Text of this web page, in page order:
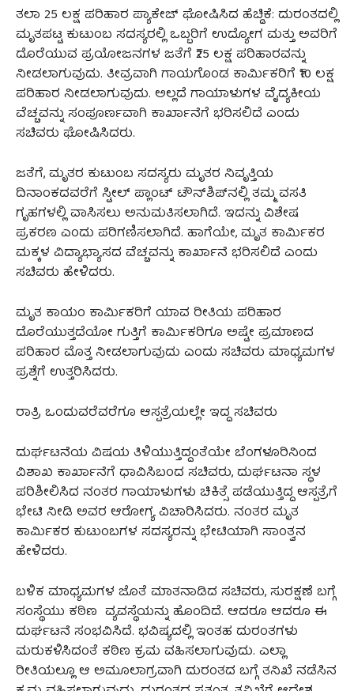
ತಲಾ 25 ಲಕ್ಷ ಪರಿಹಾರ ಪ್ಯಾಕೇಜ್ ಘೋಷಿಸಿದ ಹೆಚ್ಡಿಕೆ: ದುರಂತದಲ್ಲಿ
ಮೃತಪಟ್ಟ ಕುಟುಂಬ ಸದಸ್ಯರಲ್ಲಿ ಒಬ್ಬರಿಗೆ ಉದ್ಯೋಗ ಮತ್ತು ಅವರಿಗೆ
ದೊರೆಯುವ ಪ್ರಯೋಜನಗಳ ಜತೆಗೆ ₹25 ಲಕ್ಷ ಪರಿಹಾರವನ್ನು
ನೀಡಲಾಗುವುದು. ತೀವ್ರವಾಗಿ ಗಾಯಗೊಂಡ ಕಾರ್ಮಿಕರಿಗೆ ₹10 ಲಕ್ಷ
ಪರಿಹಾರ ನೀಡಲಾಗುವುದು. ಅಲ್ಲದೆ ಗಾಯಾಳುಗಳ ವೈದ್ಯಕೀಯ
ವೆಚ್ಚವನ್ನು ಸಂಪೂರ್ಣವಾಗಿ ಕಾರ್ಖಾನೆಗೆ ಭರಿಸಲಿದೆ ಎಂದು
ಸಚಿವರು ಘೋಷಿಸಿದರು.
ಜತೆಗೆ, ಮೃತರ ಕುಟುಂಬ ಸದಸ್ಯರು ಮೃತರ ನಿವೃತ್ತಿಯ
ದಿನಾಂಕದವರೆಗೆ ಸ್ಟೀಲ್ ಪ್ಲಾಂಟ್ ಟೌನ್‌ಶಿಪ್‌ನಲ್ಲಿ ತಮ್ಮ ವಸತಿ
ಗೃಹಗಳಲ್ಲಿ ವಾಸಿಸಲು ಅನುಮತಿಸಲಾಗಿದೆ. ಇದನ್ನು ವಿಶೇಷ
ಪ್ರಕರಣ ಎಂದು ಪರಿಗಣಿಸಲಾಗಿದೆ. ಹಾಗೆಯೇ, ಮೃತ ಕಾರ್ಮಿಕರ
ಮಕ್ಕಳ ವಿದ್ಯಾಭ್ಯಾಸದ ವೆಚ್ಚವನ್ನು ಕಾರ್ಖಾನೆ ಭರಿಸಲಿದೆ ಎಂದು
ಸಚಿವರು ಹೇಳಿದರು.
ಮೃತ ಕಾಯಂ ಕಾರ್ಮಿಕರಿಗೆ ಯಾವ ರೀತಿಯ ಪರಿಹಾರ
ದೊರೆಯುತ್ತದೆಯೋ ಗುತ್ತಿಗೆ ಕಾರ್ಮಿಕರಿಗೂ ಅಷ್ಟೇ ಪ್ರಮಾಣದ
ಪರಿಹಾರ ಮೊತ್ತ ನೀಡಲಾಗುವುದು ಎಂದು ಸಚಿವರು ಮಾಧ್ಯಮಗಳ
ಪ್ರಶ್ನೆಗೆ ಉತ್ತರಿಸಿದರು.
ರಾತ್ರಿ ಒಂದುವರೆವರೆಗೂ ಆಸ್ಪತ್ರೆಯಲ್ಲೇ ಇದ್ದ ಸಚಿವರು
ದುರ್ಘಟನೆಯ ವಿಷಯ ತಿಳಿಯುತ್ತಿದ್ದಂತೆಯೇ ಬೆಂಗಳೂರಿನಿಂದ
ವಿಶಾಖ ಕಾರ್ಖಾನೆಗೆ ಧಾವಿಸಿಬಂದ ಸಚಿವರು, ದುರ್ಘಟನಾ ಸ್ಥಳ
ಪರಿಶೀಲಿಸಿದ ನಂತರ ಗಾಯಾಳುಗಳು ಚಿಕಿತ್ಸೆ ಪಡೆಯುತ್ತಿದ್ದ ಆಸ್ಪತ್ರೆಗೆ
ಭೇಟಿ ನೀಡಿ ಅವರ ಆರೋಗ್ಯ ವಿಚಾರಿಸಿದರು. ನಂತರ ಮೃತ
ಕಾರ್ಮಿಕರ ಕುಟುಂಬಗಳ ಸದಸ್ಯರನ್ನು ಭೇಟಿಯಾಗಿ ಸಾಂತ್ವನ
ಹೇಳಿದರು.
ಬಳಿಕ ಮಾಧ್ಯಮಗಳ ಜೊತೆ ಮಾತನಾಡಿದ ಸಚಿವರು, ಸುರಕ್ಷಣೆ ಬಗ್ಗೆ
ಸಂಸ್ಥೆಯು ಕಠಿಣ ವ್ಯವಸ್ಥೆಯನ್ನು ಹೊಂದಿದೆ. ಆದರೂ ಆದರೂ ಈ
ದುರ್ಘಟನೆ ಸಂಭವಿಸಿದೆ. ಭವಿಷ್ಯದಲ್ಲಿ ಇಂತಹ ದುರಂತಗಳು
ಮರುಕಳಿಸಿದಂತೆ ಕಠಿಣ ಕ್ರಮ ವಹಿಸಲಾಗುವುದು. ಎಲ್ಲಾ
ರೀತಿಯಲ್ಲೂ ಆ ಅಮೂಲಾಗ್ರವಾಗಿ ದುರಂತದ ಬಗ್ಗೆ ತನಿಖೆ ನಡೆಸಿನ